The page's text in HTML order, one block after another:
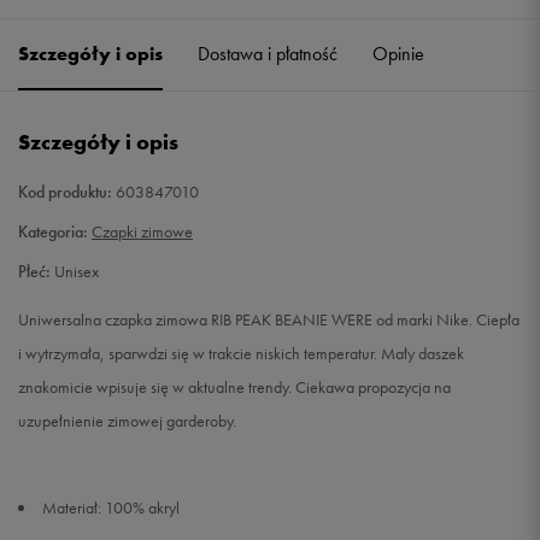
Szczegóły i opis Dostawa i płatność Opinie
Szczegóły i opis
Kod produktu: 603847010
Kategoria: Czapki zimowe
Płeć: Unisex
Uniwersalna czapka zimowa RIB PEAK BEANIE WERE od marki Nike. Ciepła
i wytrzymała, sparwdzi się w trakcie niskich temperatur. Mały daszek
znakomicie wpisuje się w aktualne trendy. Ciekawa propozycja na
uzupełnienie zimowej garderoby.
Materiał: 100% akryl